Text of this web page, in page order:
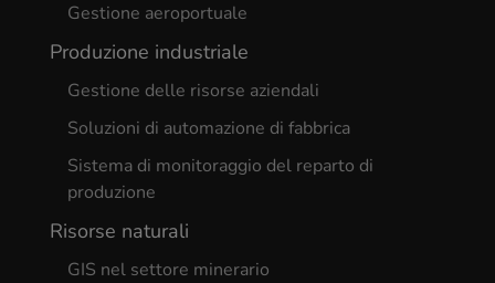
Gestione aeroportuale
Produzione industriale
Gestione delle risorse aziendali
Soluzioni di automazione di fabbrica
Sistema di monitoraggio del reparto di
produzione
Risorse naturali
GIS nel settore minerario